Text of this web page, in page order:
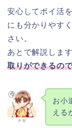
安心してポイ活
にも分かりやす
さい。
あとで解説します
取りができるの
ナギ
お小
える